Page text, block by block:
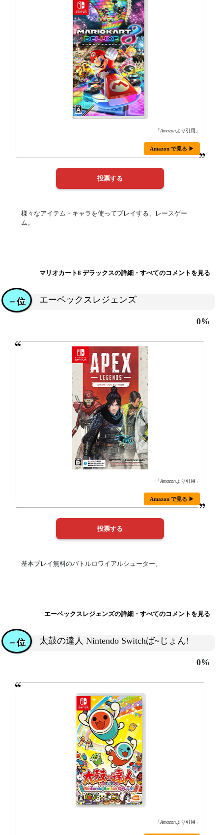
「Amazonより引用」
Amazon で見る ▶
様々なアイテム・キャラを使ってプレイする、レースゲー
ム。
マリオカート8 デラックスの詳細・すべてのコメントを見る
エーペックスレジェンズ
－位
0%
「Amazonより引用」
Amazon で見る ▶
基本プレイ無料のバトルロワイアルシューター。
エーペックスレジェンズの詳細・すべてのコメントを見る
太鼓の達人 Nintendo Switchば~じょん!
－位
0%
「Amazonより引用」